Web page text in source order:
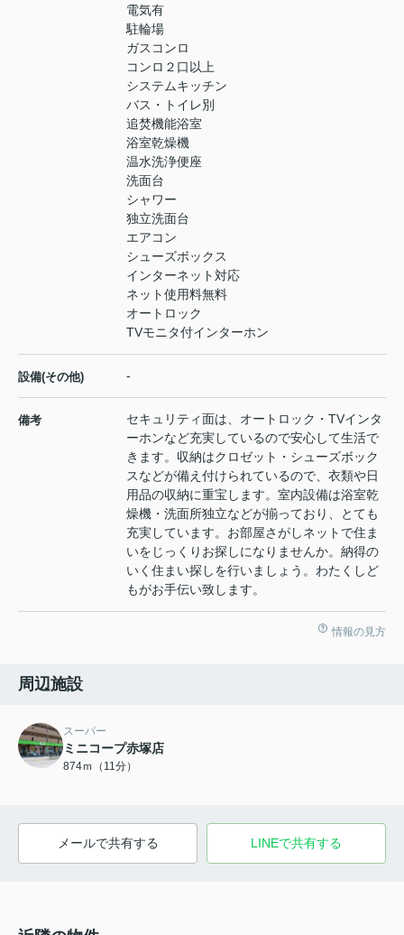
電気有
駐輪場
ガスコンロ
コンロ２口以上
システムキッチン
バス・トイレ別
追焚機能浴室
浴室乾燥機
温水洗浄便座
洗面台
シャワー
独立洗面台
エアコン
シューズボックス
インターネット対応
ネット使用料無料
オートロック
TVモニタ付インターホン
設備(その他) -
備考
セキュリティ面は、オートロック・TVインタ
ーホンなど充実しているので安心して生活で
きます。収納はクロゼット・シューズボック
スなどが備え付けられているので、衣類や日
用品の収納に重宝します。室内設備は浴室乾
燥機・洗面所独立などが揃っており、とても
充実しています。お部屋さがしネットで住ま
いをじっくりお探しになりませんか。納得の
いく住まい探しを行いましょう。わたくしど
もがお手伝い致します。
情報の見方
周辺施設
スーパー
ミニコープ赤塚店
874ｍ（11分）
メールで共有する LINEで共有する